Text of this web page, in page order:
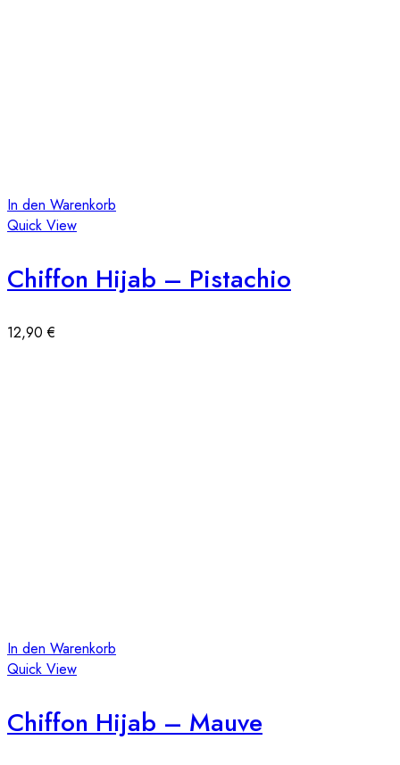
In den Warenkorb
Quick View
Chiffon Hijab – Pistachio
12,90€
In den Warenkorb
Quick View
Chiffon Hijab – Mauve